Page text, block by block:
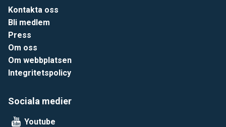
Kontakta oss
Bli medlem
Press
Om oss
Om webbplatsen
Integritetspolicy
Sociala medier
Youtube